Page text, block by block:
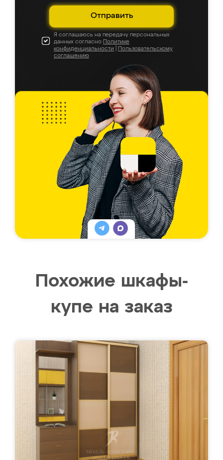
Отправить
Я соглашаюсь на передачу персональных
данных согласно Политике
конфиденциальности
Пользовательскому
соглашению
Похожие шкафы-
купе на заказ